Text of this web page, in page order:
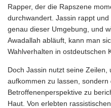
Rapper, der die Rapszene
durchwandert. Jassin rappt
genau dieser Umgebung, und
Awadallah abläuft, kann man
Wahlverhalten in ostdeutschen
Doch Jassin nutzt seine
aufkommen zu lassen, sondern
Betroffenenperspektive zu
Haut. Von erlebten